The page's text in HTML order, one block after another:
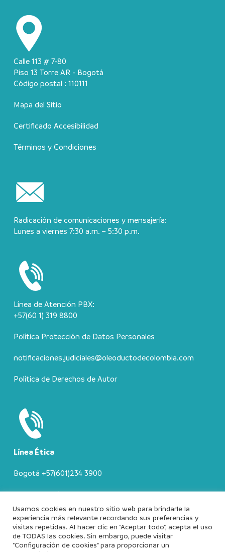
Calle 113 # 7-80
Piso 13 Torre AR - Bogotá
Código postal : 110111
Mapa del Sitio
Certificado Accesibilidad
Términos y Condiciones
Radicación de comunicaciones y mensajería:
Lunes a viernes 7:30 a.m. – 5:30 p.m.
Línea de Atención PBX:
+57(60 1) 319 8800
Política Protección de Datos Personales
notificaciones.judiciales@oleoductodecolombia.com
Política de Derechos de Autor
Línea Ética
Bogotá +57(601)234 3900
Resto del País: 01800 912 1013
Oleoducto de Colombia S.A. © Todos los derechos
Usamos cookies en nuestro sitio web para brindarle la
experiencia más relevante recordando sus preferencias y
visitas repetidas. Al hacer clic en "Aceptar todo", acepta el uso
de TODAS las cookies. Sin embargo, puede visitar
"Configuración de cookies" para proporcionar un